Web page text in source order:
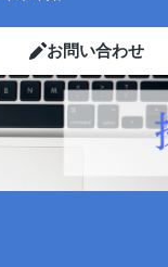
お問い合わせ